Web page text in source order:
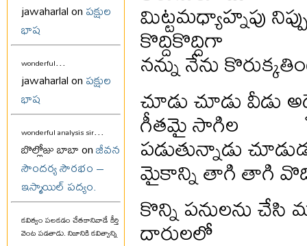
jawaharlal onపక్షుల
భాష
wonderful...
jawaharlal onపక్షుల
భాష
wonderful analysis sir...
బొల్లోజు బాబా onజీవన
సౌందర్య సౌరభం –
ఇస్మాయిల్ పద్యం.
కవిత్వం పలకడం చేతకానివాడే కీర్తి
వెంట పడతాడు. నిజానికి కవిత్వాన్ని
మిట్టమధ్యాహ్నపు
కొద్దికొద్దిగా
నన్ను నేను
చూడు చూడు
గీతమై సాగిల
పడుతున్నాడు
మైకాన్ని తాగి తాగి
కొన్ని పనులను చేసి
దారులలో